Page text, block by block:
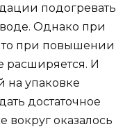
подогревать
Однако при
при повышении
расширяется. И
на упаковке
достаточное
вокруг оказалось